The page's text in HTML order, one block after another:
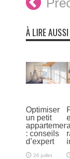
À LIRE AUSSI
Optimiser
un petit
appartement
: conseils
d’expert
26 juillet